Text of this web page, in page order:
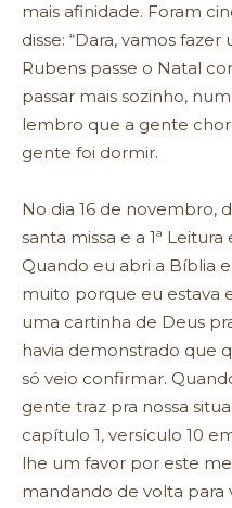
mais afinidade. Foram
disse: “Dara, vamos
Rubens passe o Natal
passar mais sozinho,
lembro que a gente
gente foi dormir.
No dia 16 de novembro,
santa missa e a 1ª
Quando eu abri a Bíblia
muito porque eu estava
uma cartinha de Deus
havia demonstrado que
só veio confirmar.
gente traz pra nossa
capítulo 1, versículo 10
lhe um favor por este
mandando de volta para